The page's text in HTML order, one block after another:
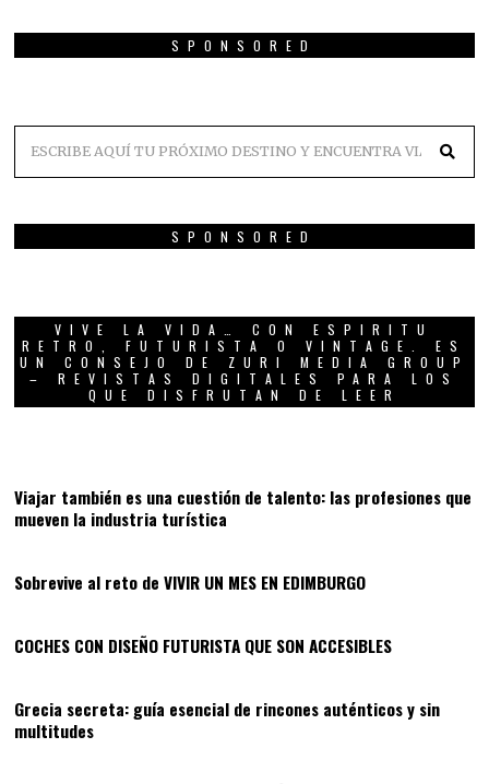
SPONSORED
SPONSORED
VIVE LA VIDA… CON ESPIRITU
RETRO, FUTURISTA O VINTAGE. ES
UN CONSEJO DE ZURI MEDIA GROUP
– REVISTAS DIGITALES PARA LOS
QUE DISFRUTAN DE LEER
Viajar también es una cuestión de talento: las profesiones que
mueven la industria turística
Sobrevive al reto de VIVIR UN MES EN EDIMBURGO
COCHES CON DISEÑO FUTURISTA QUE SON ACCESIBLES
Grecia secreta: guía esencial de rincones auténticos y sin
multitudes